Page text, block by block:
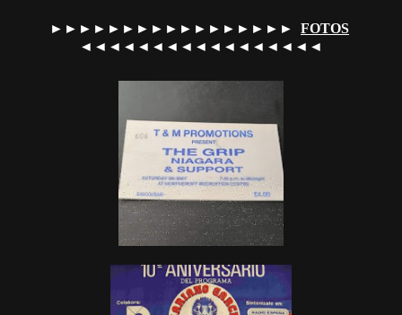
►►►►►►►►►►►►►►►►► FOTOS
◄◄◄◄◄◄◄◄◄◄◄◄◄◄◄◄◄